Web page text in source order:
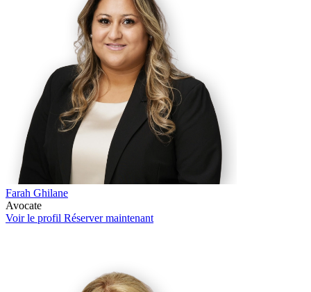
Farah Ghilane
Avocate
Voir le profil Réserver maintenant